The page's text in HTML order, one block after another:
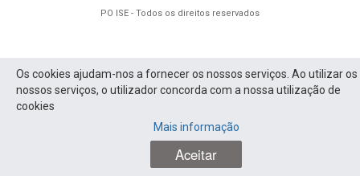
Os cookies ajudam-nos a fornecer os nossos serviços. Ao utilizar os
nossos serviços, o utilizador concorda com a nossa utilização de
cookies
Mais informação
Aceitar
PO ISE - Todos os direitos reservados